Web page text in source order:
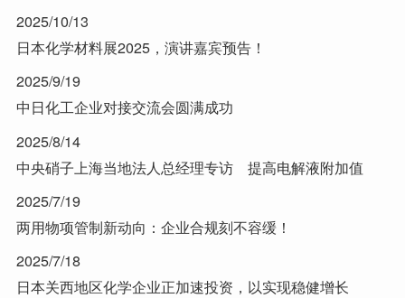
2025/10/13
日本化学材料展2025，演讲嘉宾预告！
2025/9/19
中日化工企业对接交流会圆满成功
2025/8/14
中央硝子上海当地法人总经理专访 提高电解液附加值
2025/7/19
两用物项管制新动向：企业合规刻不容缓！
2025/7/18
日本关西地区化学企业正加速投资，以实现稳健增长